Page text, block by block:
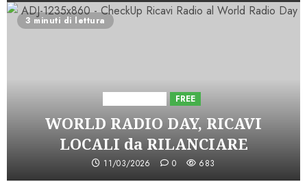
3 minuti di lettura
FREE
WORLD RADIO DAY, RICAVI
LOCALI da RILANCIARE
11/03/2026 0 683